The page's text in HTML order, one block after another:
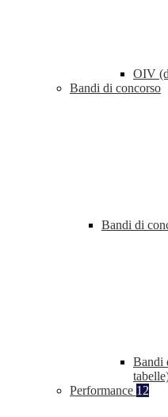
OIV
Bandi di concorso
Bandi di
Bandi
Performance 12